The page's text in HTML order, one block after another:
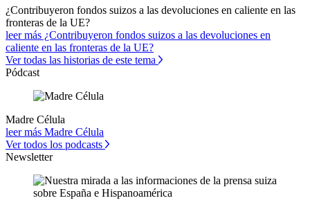
¿Contribuyeron fondos suizos a las devoluciones en caliente en las
fronteras de la UE?
leer más ¿Contribuyeron fondos suizos a las devoluciones en
caliente en las fronteras de la UE?
Ver todas las historias de este tema
Pódcast
Madre Célula
leer más Madre Célula
Ver todos los podcasts
Newsletter